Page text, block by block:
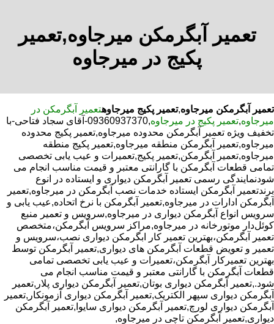
تعمیر آبگرمکن میرجاوه,تعمیر
پکیج در میرجاوه
تعمیر آبگرمکن میرجاوه,تعمیر پکیج میرجاوهتعمیر آبگرمکن در
میرجاوه,تعمیر پکیج در میرجاوه
,09360937370-آقای سجاد فتاحی-با
تخفیف ویژه تعمیر آبگرمکن محدوده میرجاوه,تعمیر پکیج محدوده
میرجاوه,تعمیر آبگرمکن منطقه میرجاوه,تعمیر پکیج منطقه
میرجاوه,تعمیر آبگرمکن,تعمیر پکیج,تعمیرات و عیب یابی تخصصی
تمامی قطعات آبگرمکن با گارانتی معتبر و قیمت مناسب انجام می
شودنمایندگی رسمی تعمیر آبگرمکن دیواری و ایستاده در انوع
برندتعمیر آبگرمکن ایستاده خدمات نصب آبگرمکن در میرجاوه,تعمیر
آبگرمکن ادارات در میرجاوه,تعمیر آبگرمکن با نرخ اتحاده,عیب یابی و
سرویس انواع آبگرمکن دیواری در میرجاوه,سرویس و تعمیر منبع
کوئل‌دار موتورخانه در میرجاوه,مراکز سرویس آبگرمکن،متخصص
تعمیر آبگرمکن،بهترین تعمیر کار ابگرمکن دیواری نصب،سرویس و
تعمیر و تعویض قطعات آبگرمکن های دیواری,تعمیر آبگرمکن توسط
بهترین تعمیرکار آبگرمکن،تعمیرات و عیب یابی تخصصی تمامی
قطعات آبگرمکن با گارانتی معتبر و قیمت مناسب انجام می
شود.,تعمیر آبگرمکن دیواری بوتان,تعمیر آبگرمکن دیواری پلار,تعمیر
آبگرمکن دیواری سپهر الکتریک,تعمیر آبگرمکن دیواری آزمونکار,تعمیر
آبگرمکن دیواری لورچ,تعمیر آبگرمکن دیواری سایوا,تعمیر آبگرمکن
دیواری,تعمیر آبگرمکن تاچی در میرجاوه,